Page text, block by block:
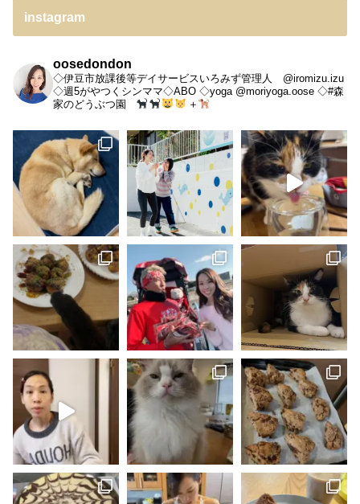
instagram
oosedondon
◇伊豆市放課後等デイサービスいろみず管理人 @iromizu.izu
◇週5がやつくシンママ◇ABO ◇yoga @moriyoga.oose ◇#森
家のどうぶつ園
＋